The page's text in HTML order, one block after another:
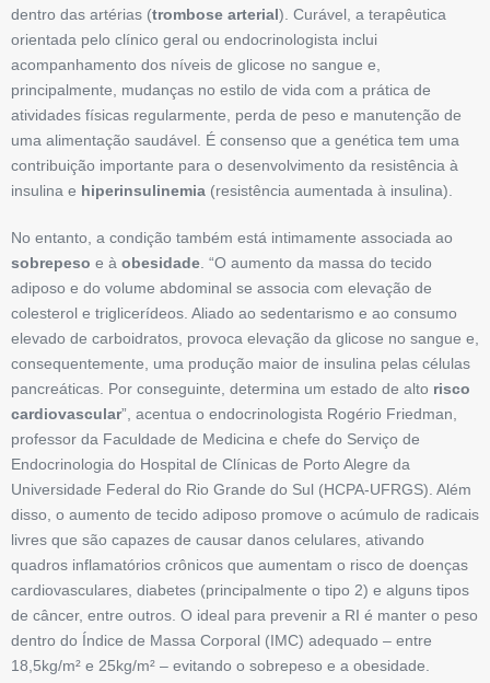
dentro das artérias (trombose arterial). Curável, a terapêutica
orientada pelo clínico geral ou endocrinologista inclui
acompanhamento dos níveis de glicose no sangue e,
principalmente, mudanças no estilo de vida com a prática de
atividades físicas regularmente, perda de peso e manutenção de
uma alimentação saudável. É consenso que a genética tem uma
contribuição importante para o desenvolvimento da resistência à
insulina e hiperinsulinemia (resistência aumentada à insulina).
No entanto, a ­condição também está intimamente associada ao
sobrepeso e à obesidade. “O aumento da massa do tecido
adiposo e do volume abdominal se associa com elevação de
colesterol e triglicerídeos. Aliado ao sedentarismo e ao consumo
elevado de carboidratos, provoca elevação da glico­se no sangue e,
consequentemente, uma produção maior de insulina pelas células
pancreáticas. Por ­conseguinte, determina um estado de alto risco
cardiovascular”, acentua o endocrinolo­gista Rogério Friedman,
professor da Faculdade de Medicina e chefe do Serviço de
Endocrinologia do Hospital de Clínicas de Porto Alegre da
Universidade Federal do Rio Grande do Sul (HCPA-UFRGS). Além
disso, o aumento de tecido adiposo promove o acúmulo de radicais
livres que são capazes de causar danos celulares, ativando
quadros inflamatórios crônicos que aumentam o risco de doenças
cardiovasculares, diabetes (principalmente o tipo 2) e alguns tipos
de câncer, entre outros. O ideal para prevenir a RI é manter o peso
dentro do Índice de ­Massa Corporal (IMC) adequado – entre
18,5kg/m² e 25kg/m² – evitando o sobrepeso e a ­obesidade.